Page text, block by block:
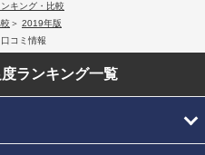
キング・比較
2019年版
コミ情報
ランキング一覧